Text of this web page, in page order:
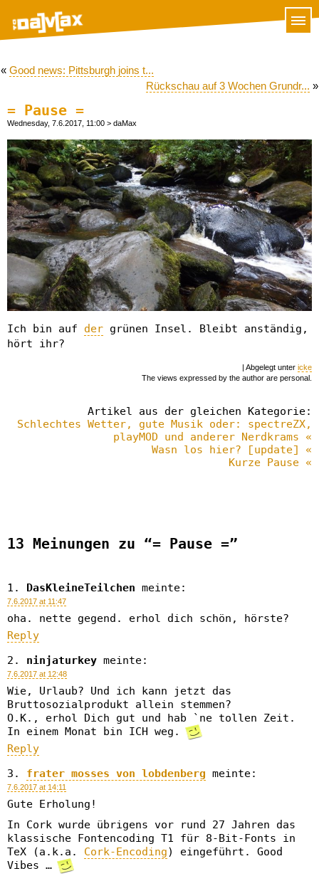
« Good news: Pittsburgh joins t...
Rückschau auf 3 Wochen Grundr... »
= Pause =
Wednesday, 7.6.2017, 11:00 > daMax
Ich bin auf der grünen Insel. Bleibt anständig,
hört ihr?
| Abgelegt unter icke
The views expressed by the author are personal.
Artikel aus der gleichen Kategorie:
Schlechtes Wetter, gute Musik oder: spectreZX,
playMOD und anderer Nerdkrams «
Wasn los hier? [update] «
Kurze Pause «
13 Meinungen zu “= Pause =”
DasKleineTeilchen meinte:
7.6.2017 at 11:47
oha. nette gegend. erhol dich schön, hörste?
Reply
ninjaturkey meinte:
7.6.2017 at 12:48
Wie, Urlaub? Und ich kann jetzt das
Bruttosozialprodukt allein stemmen?
O.K., erhol Dich gut und hab `ne tollen Zeit.
In einem Monat bin ICH weg.
Reply
frater mosses von lobdenberg meinte:
7.6.2017 at 14:11
Gute Erholung!
In Cork wurde übrigens vor rund 27 Jahren das
klassische Fontencoding T1 für 8-Bit-Fonts in
TeX (a.k.a. Cork-Encoding) eingeführt. Good
Vibes …